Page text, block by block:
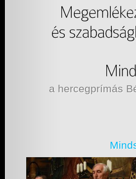
a hercegprímás